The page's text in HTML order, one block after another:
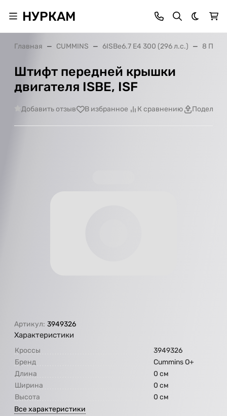
НУРКАМ Темная
Главная CUMMINS 6ISBe6.7 E4 300 (296 л.с.) 8
Штифт передней крышки
двигателя ISBE, ISF
Добавить отзыв В избранное К сравнению
Артикул: 3949326
Характеристики
Кроссы
3949326
Бренд
Cummins O+
Длина
0 см
Ширина
0 см
Высота
0 см
Все характеристики